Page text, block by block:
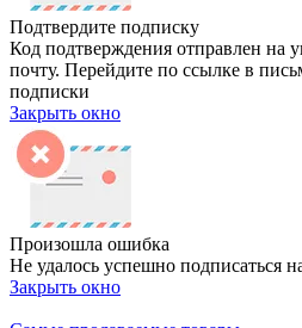
Подтвердите подписку
Код подтверждения отправлен на
почту. Перейдите по ссылке в
подписки
Закрыть окно
Произошла ошибка
Не удалось успешно подписаться
Закрыть окно